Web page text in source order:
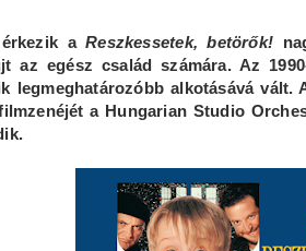
érkezik aReszkessetek, betörők!
az egész család számára. Az
legmeghatározóbb alkotásává
a Hungarian Studio